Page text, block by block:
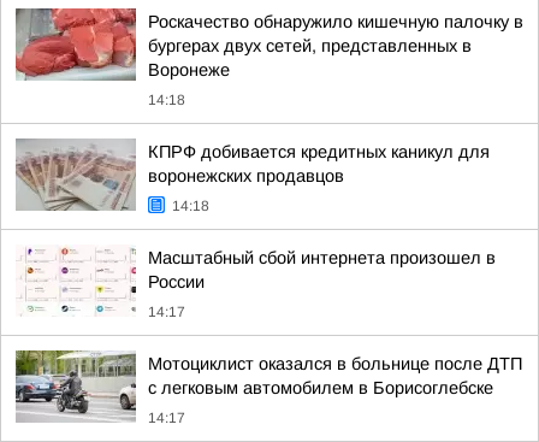
Роскачество обнаружило кишечную палочку в
бургерах двух сетей, представленных в
Воронеже
14:18
КПРФ добивается кредитных каникул для
воронежских продавцов
14:18
Масштабный сбой интернета произошел в
России
14:17
Мотоциклист оказался в больнице после ДТП
с легковым автомобилем в Борисоглебске
14:17